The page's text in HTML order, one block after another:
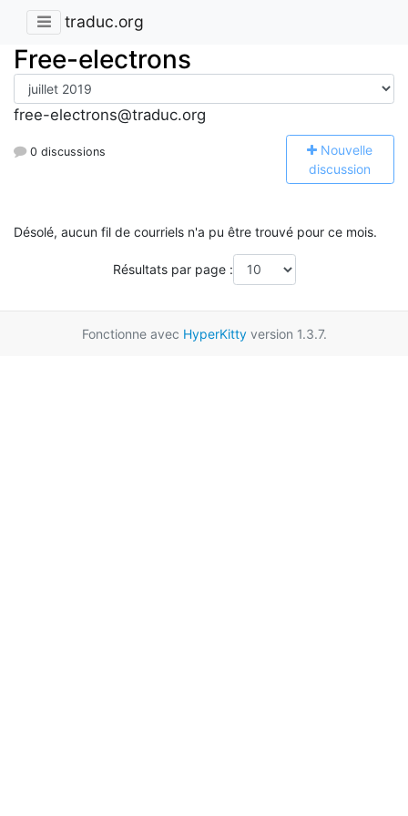
traduc.org
Free-electrons
free-electrons@traduc.org
0 discussions Nouvelle
discussion
Désolé, aucun fil de courriels n'a pu être trouvé pour ce mois.
Résultats par page :
Fonctionne avec HyperKittyversion 1.3.7.